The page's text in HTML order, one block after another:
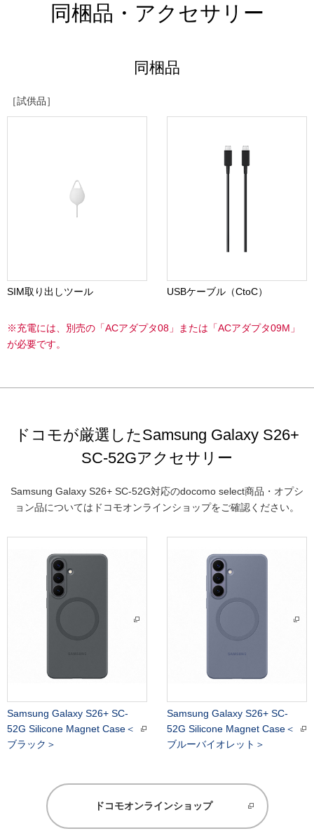
同梱品・アクセサリー
同梱品
［試供品］
SIM取り出しツール USBケーブル（CtoC）
※充電には、別売の「ACアダプタ08」または「ACアダプタ09M」
が必要です。
ドコモが厳選したSamsung Galaxy S26+
SC-52Gアクセサリー
Samsung Galaxy S26+ SC-52G対応のdocomo select商品・オプシ
ョン品についてはドコモオンラインショップをご確認ください。
Samsung Galaxy S26+ SC-
52G Silicone Magnet Case＜
ブラック＞
Samsung Galaxy S26+ SC-
52G Silicone Magnet Case＜
ブルーバイオレット＞
ドコモオンラインショップ